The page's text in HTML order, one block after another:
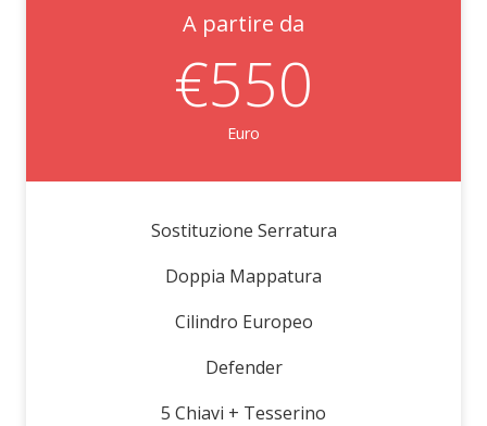
A partire da
€550
Euro
Sostituzione Serratura
Doppia Mappatura
Cilindro Europeo
Defender
5 Chiavi + Tesserino